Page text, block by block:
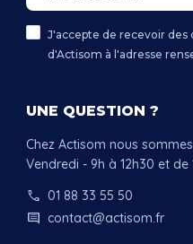
J'accepte de recevoir des
d'Actisom à l'adresse
UNE QUESTION ?
Chez Actisom nous
Vendredi - 9h à 12h30 et de
call 01 88 33 55 50
comment contact@actisom.fr